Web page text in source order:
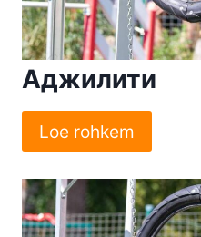
Аджилити
Loe rohkem